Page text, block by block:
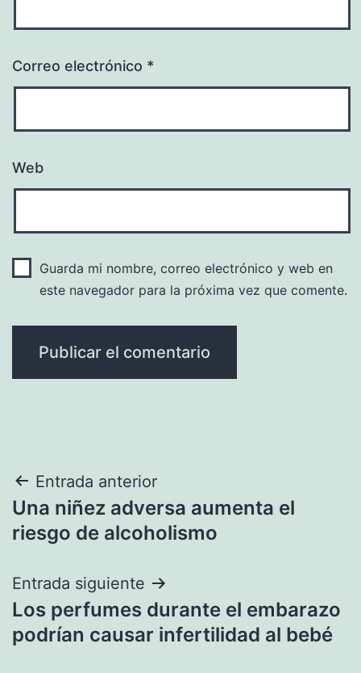
Correo electrónico *
Web
Guarda mi nombre, correo electrónico y web en
este navegador para la próxima vez que comente.
Navegación
de
Entrada anterior
Una niñez adversa aumenta el
riesgo de alcoholismo
Entrada siguiente
Los perfumes durante el embarazo
podrían causar infertilidad al bebé